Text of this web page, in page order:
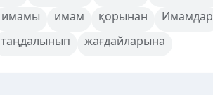
имамы имам қорынан Имамдар
таңдалынып жағдайларына